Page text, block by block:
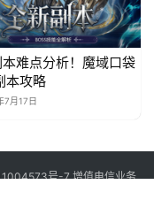
难点分析！魔域口袋
本攻略
7月17日
号-7增值电信业务
号